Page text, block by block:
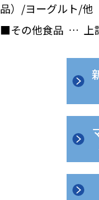
品）/ヨーグルト/他
■その他食品 … 上